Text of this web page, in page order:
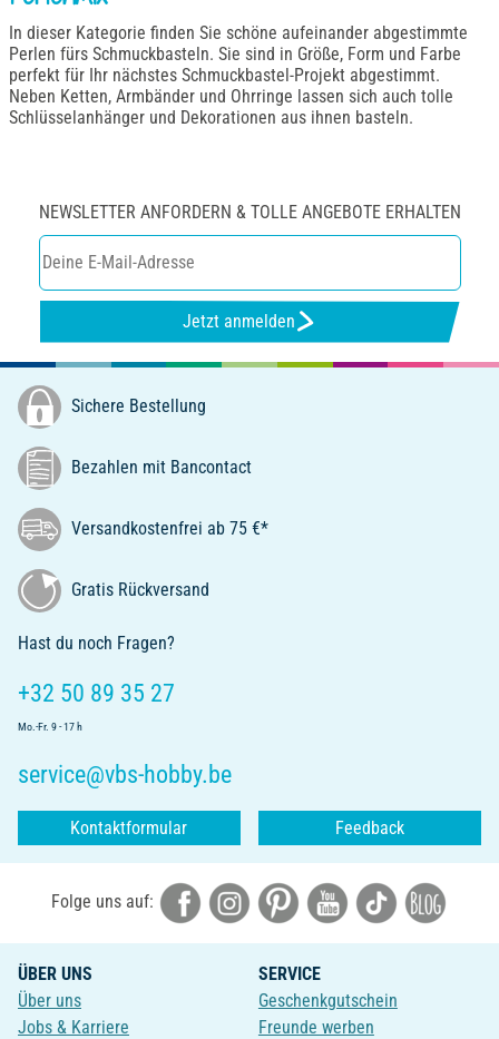
In dieser Kategorie finden Sie schöne aufeinander abgestimmte
Perlen fürs Schmuckbasteln. Sie sind in Größe, Form und Farbe
perfekt für Ihr nächstes Schmuckbastel-Projekt abgestimmt.
Neben Ketten, Armbänder und Ohrringe lassen sich auch tolle
Schlüsselanhänger und Dekorationen aus ihnen basteln.
NEWSLETTER ANFORDERN & TOLLE ANGEBOTE ERHALTEN
Jetzt anmelden
Sichere Bestellung
Bezahlen mit Bancontact
Versandkostenfrei ab 75 €*
Gratis Rückversand
Hast du noch Fragen?
+32 50 89 35 27
Mo.-Fr. 9 - 17 h
service@vbs-hobby.be
Kontaktformular Feedback
Folge uns auf:
ÜBER UNS
Über uns
Jobs & Karriere
SERVICE
Geschenkgutschein
Freunde werben